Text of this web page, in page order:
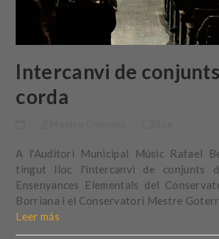
Intercanvi de
corda
A l'Auditori Municipal Músic Rafael
tingut lloc l'intercanvi de conjunts
Ensenyances Elementals del
Borriana i el Conservatori Mestre
Leer más